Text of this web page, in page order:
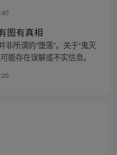
图有真相
所谓的“堕落”。关于“鬼灭
能存在误解或不实信息。